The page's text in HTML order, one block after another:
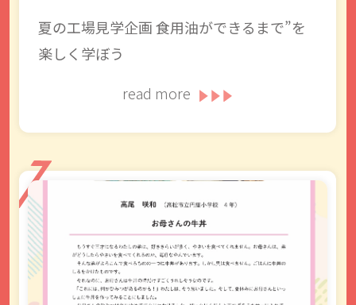
夏の工場見学企画 食用油ができるまで”を
楽しく学ぼう
read more